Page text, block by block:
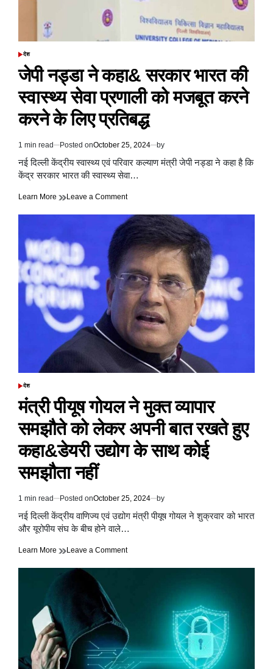
POSTED
देश
जेपी नड्डा ने कहा& सरकार भारत की
स्वास्थ्य सेवा प्रणाली को मजबूत करने
करने के लिए प्रतिबद्ध
Estimated
read
time
1 min read Posted onOctober 25, 2024 by
नई दिल्ली केंद्रीय स्वास्थ्य एवं परिवार कल्याण मंत्री जेपी नड्डा ने कहा है कि
केंद्र सरकार भारत की स्वास्थ्य सेवा…
Learn More Leave a Commenton
नड्डा
ने
कहा&
सरकार
भारत
की
स्वास्थ्य
सेवा
प्रणाली
मजबूत
करने
करने
लिए
POSTED
देश
मंत्री पीयूष गोयल ने मुक्त व्यापार
समझौते को लेकर अपनी बात रखते हुए
कहा&डेयरी उद्योग के साथ कोई
समझौता नहीं
Estimated
read
time
1 min read Posted onOctober 25, 2024 by
नई दिल्ली केंद्रीय वाणिज्य एवं उद्योग मंत्री पीयूष गोयल ने शुक्रवार को भारत
और यूरोपीय संघ के बीच होने वाले…
Learn More Leave a Commenton
समझौते
को
लेकर
अपनी